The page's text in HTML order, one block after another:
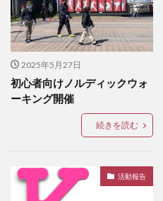
2025年5月27日
初心者向けノルディックウォ
ーキング開催
続きを読む
活動報告